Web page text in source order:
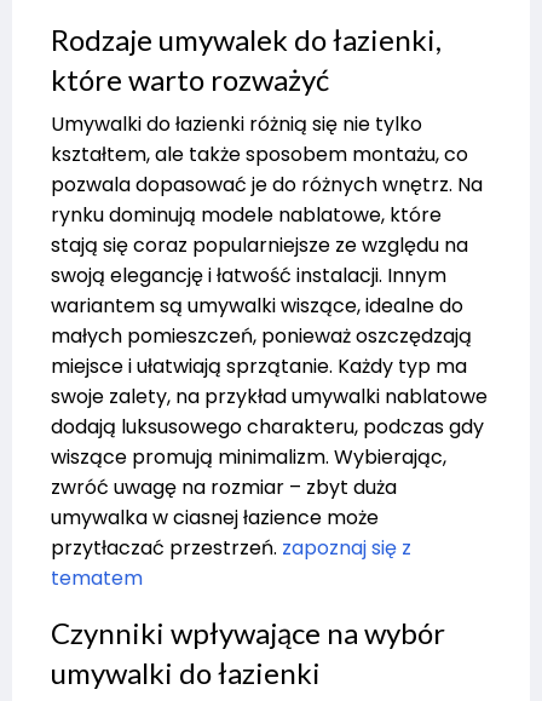
Rodzaje umywalek do łazienki,
które warto rozważyć
Umywalki do łazienki różnią się nie tylko
kształtem, ale także sposobem montażu, co
pozwala dopasować je do różnych wnętrz. Na
rynku dominują modele nablatowe, które
stają się coraz popularniejsze ze względu na
swoją elegancję i łatwość instalacji. Innym
wariantem są umywalki wiszące, idealne do
małych pomieszczeń, ponieważ oszczędzają
miejsce i ułatwiają sprzątanie. Każdy typ ma
swoje zalety, na przykład umywalki nablatowe
dodają luksusowego charakteru, podczas gdy
wiszące promują minimalizm. Wybierając,
zwróć uwagę na rozmiar – zbyt duża
umywalka w ciasnej łazience może
przytłaczać przestrzeń. zapoznaj się z
tematem
Czynniki wpływające na wybór
umywalki do łazienki